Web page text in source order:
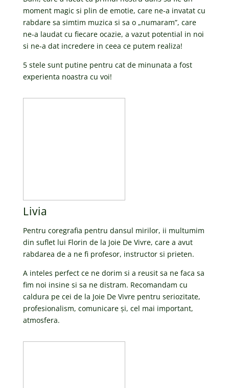
moment magic si plin de emotie, care ne-a invatat cu
rabdare sa simtim muzica si sa o „numaram”, care
ne-a laudat cu fiecare ocazie, a vazut potential in noi
si ne-a dat incredere in ceea ce putem realiza!
5 stele sunt putine pentru cat de minunata a fost
experienta noastra cu voi!
Livia
Pentru coregrafia pentru dansul mirilor, ii multumim
din suflet lui Florin de la Joie De Vivre, care a avut
rabdarea de a ne fi profesor, instructor si prieten.
A inteles perfect ce ne dorim si a reusit sa ne faca sa
fim noi insine si sa ne distram. Recomandam cu
caldura pe cei de la Joie De Vivre pentru seriozitate,
profesionalism, comunicare și, cel mai important,
atmosfera.